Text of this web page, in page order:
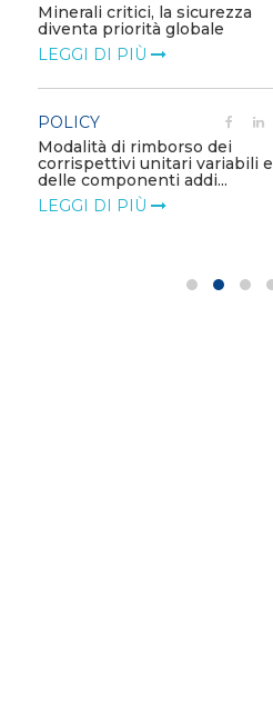
Minerali critici, la sicurezza
diventa priorità globale
LEGGI DI PIÙ
POLICY
Modalità di rimborso dei
corrispettivi unitari variabili e
delle componenti addi...
LEGGI DI PIÙ